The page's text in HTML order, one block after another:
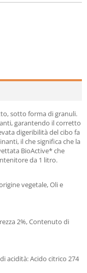
sotto forma di granuli.
garantendo il corretto
digeribilità del cibo fa
il che significa che la
BioActive* che
da 1 litro.
vegetale, Oli e
2%, Contenuto di
acidità: Acido citrico 274